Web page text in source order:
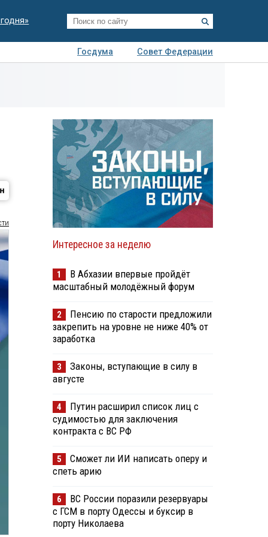
Госдума
Совет Федерации
Интересное за неделю
1
В Абхазии впервые пройдёт
масштабный молодёжный форум
2
Пенсию по старости предложили
закрепить на уровне не ниже 40% от
заработка
3
Законы, вступающие в силу в
августе
4
Путин расширил список лиц с
судимостью для заключения
контракта с ВС РФ
5
Сможет ли ИИ написать оперу и
спеть арию
6
ВС России поразили резервуары
с ГСМ в порту Одессы и буксир в
порту Николаева